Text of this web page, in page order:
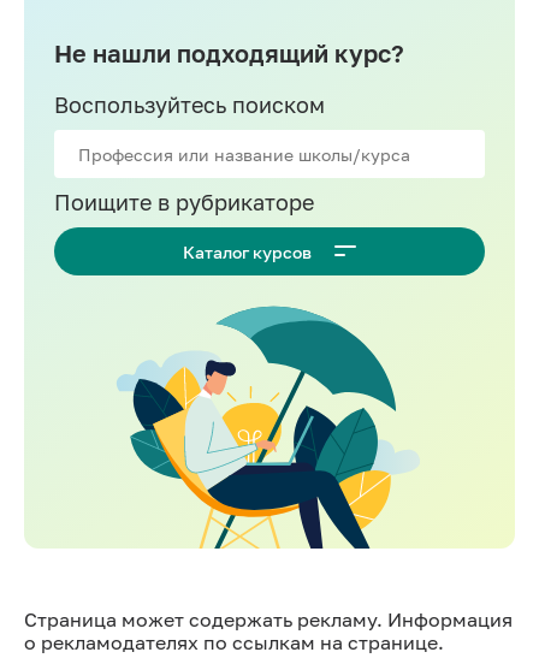
Не нашли подходящий курс?
Воспользуйтесь поиском
Поищите в рубрикаторе
Каталог курсов
Страница может содержать рекламу. Информация
о рекламодателях по ссылкам на странице.